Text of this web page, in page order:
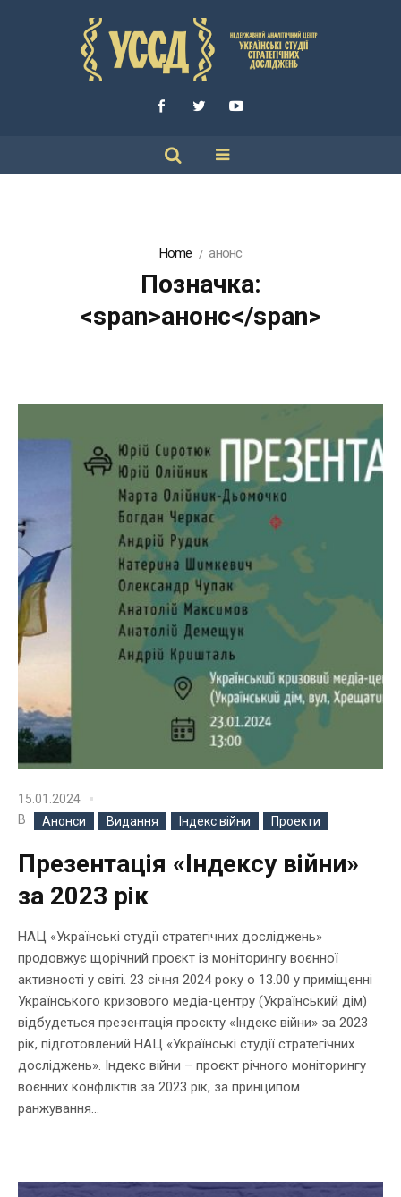
Home анонс
Позначка:
<span>анонс</span>
15.01.2024
В
Анонси Видання Індекс війни Проекти
Презентація «Індексу війни»
за 2023 рік
НАЦ «Українські студії стратегічних досліджень»
продовжує щорічний проєкт із моніторингу воєнної
активності у світі. 23 січня 2024 року о 13.00 у приміщенні
Українського кризового медіа-центру (Український дім)
відбудеться презентація проєкту «Індекс війни» за 2023
рік, підготовлений НАЦ «Українські студії стратегічних
досліджень». Індекс війни – проєкт річного моніторингу
воєнних конфліктів за 2023 рік, за принципом
ранжування...